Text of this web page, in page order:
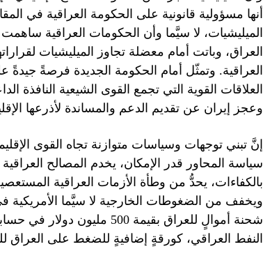
أنها مسؤولية قانونية على الحكومة العراقية في
الميليشيات، لا سيَّما وأن الحكومات العراقية
العراق، وباتت أمام معضلة تجاوز الميليشيات
العراقية. وتمثّل أمام الحكومة الجديدة فرصةً
العلاقات القوية التي تجمع القوى الشيعية النافذة
وعجز إيران عن تقديم الدعم والمساندة لأذرعها
إنَّ تبني توجهات وسياسات متوازنة تجاه القوى
سياسة المحاور قدر الإمكان، يخدم المصالح
بالكفاءات، يحدُّ من وطأة الأزمات العراقية
ويخفف من الضغوطات الخارجية لا سيَّما الأمريكية
شحنة أموالٍ للعراق بقيمة
النفط العراقي، كورقةٍ إضافيةٍ للضغط على العراق